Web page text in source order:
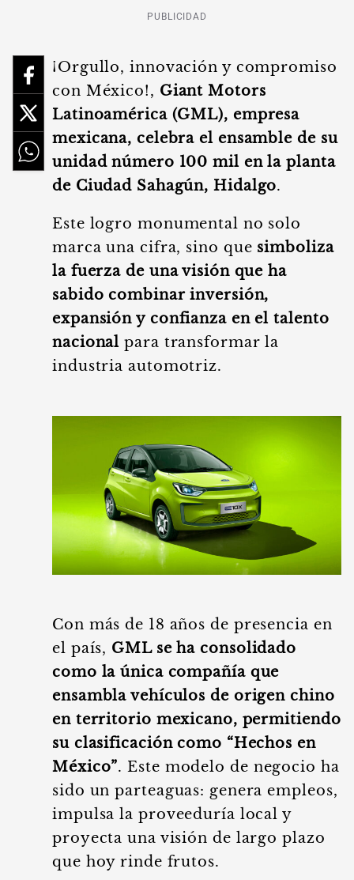
PUBLICIDAD
¡Orgullo, innovación y compromiso
con México!, Giant Motors
Latinoamérica (GML), empresa
mexicana, celebra el ensamble de su
unidad número 100 mil en la planta
de Ciudad Sahagún, Hidalgo.
Este logro monumental no solo
marca una cifra, sino que simboliza
la fuerza de una visión que ha
sabido combinar inversión,
expansión y confianza en el talento
nacionalpara transformar la
industria automotriz.
Con más de 18 años de presencia en
el país, GML se ha consolidado
como la única compañía que
ensambla vehículos de origen chino
en territorio mexicano, permitiendo
su clasificación como “Hechos en
México”. Este modelo de negocio ha
sido un parteaguas: genera empleos,
impulsa la proveeduría local y
proyecta una visión de largo plazo
que hoy rinde frutos.